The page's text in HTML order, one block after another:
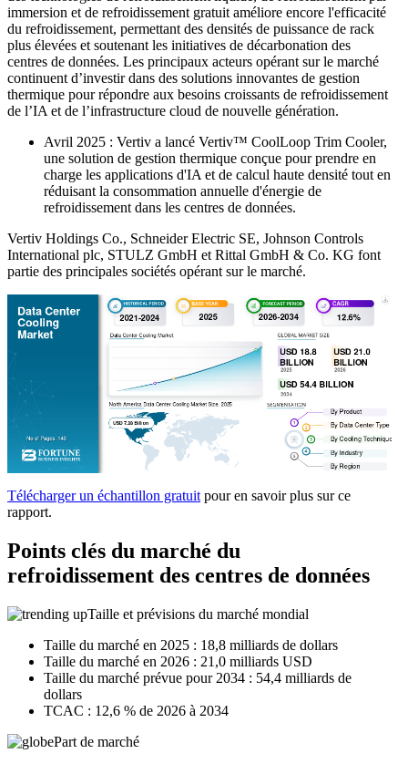
immersion et de refroidissement gratuit améliore encore l'efficacité
du refroidissement, permettant des densités de puissance de rack
plus élevées et soutenant les initiatives de décarbonation des
centres de données. Les principaux acteurs opérant sur le marché
continuent d’investir dans des solutions innovantes de gestion
thermique pour répondre aux besoins croissants de refroidissement
de l’IA et de l’infrastructure cloud de nouvelle génération.
Avril 2025 : Vertiv a lancé Vertiv™ CoolLoop Trim Cooler,
une solution de gestion thermique conçue pour prendre en
charge les applications d'IA et de calcul haute densité tout en
réduisant la consommation annuelle d'énergie de
refroidissement dans les centres de données.
Vertiv Holdings Co., Schneider Electric SE, Johnson Controls
International plc, STULZ GmbH et Rittal GmbH & Co. KG font
partie des principales sociétés opérant sur le marché.
Télécharger un échantillon gratuit pour en savoir plus sur ce
rapport.
Points clés du marché du
refroidissement des centres de données
Taille et prévisions du marché mondial
Taille du marché en 2025 : 18,8 milliards de dollars
Taille du marché en 2026 : 21,0 milliards USD
Taille du marché prévue pour 2034 : 54,4 milliards de
dollars
TCAC : 12,6 % de 2026 à 2034
Part de marché